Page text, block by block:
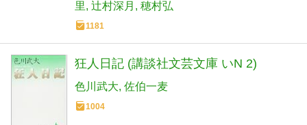
里 辻村深月 穂村弘
1181
狂人日記 (講談社文芸文庫 いN 2)
色川武大 佐伯一麦
1004